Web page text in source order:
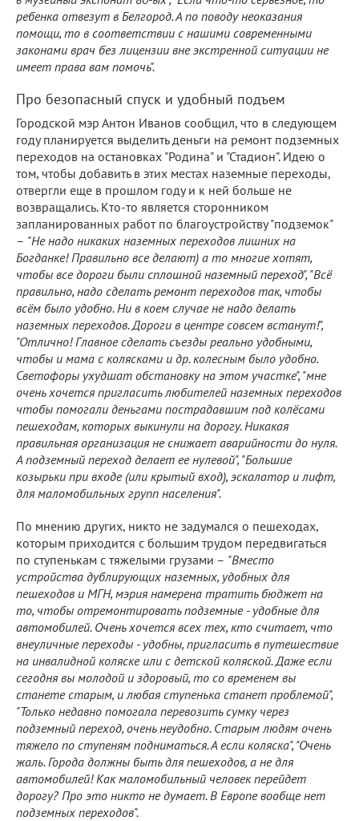
ребенка отвезут в Белгород. А по поводу неоказания
помощи, то в соответствии с нашими современными
законами врач без лицензии вне экстренной ситуации не
имеет права вам помочь".
Про безопасный спуск и удобный подъем
Городской мэр Антон Иванов сообщил, что в следующем
году планируется выделить деньги на ремонт подземных
переходов на остановках "Родина" и "Стадион". Идею о
том, чтобы добавить в этих местах наземные переходы,
отвергли еще в прошлом году и к ней больше не
возвращались. Кто-то является сторонником
запланированных работ по благоустройству "подземок"
– "Не надо никаких наземных переходов лишних на
Богданке! Правильно все делают) а то многие хотят,
чтобы все дороги были сплошной наземный переход", "Всё
правильно, надо сделать ремонт переходов так, чтобы
всём было удобно. Ни в коем случае не надо делать
наземных переходов. Дороги в центре совсем встанут!",
"Отлично! Главное сделать съезды реально удобными,
чтобы и мама с колясками и др. колесным было удобно.
Светофоры ухудшат обстановку на этом участке", "мне
очень хочется пригласить любителей наземных переходов
чтобы помогали деньгами пострадавшим под колёсами
пешеходам, которых выкинули на дорогу. Никакая
правильная организация не снижает аварийности до нуля.
А подземный переход делает ее нулевой", "Большие
козырьки при входе (или крытый вход), эскалатор и лифт,
для маломобильных групп населения".
По мнению других, никто не задумался о пешеходах,
которым приходится с большим трудом передвигаться
по ступенькам с тяжелыми грузами – "Вместо
устройства дублирующих наземных, удобных для
пешеходов и МГН, мэрия намерена тратить бюджет на
то, чтобы отремонтировать подземные - удобные для
автомобилей. Очень хочется всех тех, кто считает, что
внеуличные переходы - удобны, пригласить в путешествие
на инвалидной коляске или с детской коляской. Даже если
сегодня вы молодой и здоровый, то со временем вы
станете старым, и любая ступенька станет проблемой",
"Только недавно помогала перевозить сумку через
подземный переход, очень неудобно. Старым людям очень
тяжело по ступеням подниматься. А если коляска", "Очень
жаль. Города должны быть для пешеходов, а не для
автомобилей! Как маломобильный человек перейдет
дорогу? Про это никто не думает. В Европе вообще нет
подземных переходов".